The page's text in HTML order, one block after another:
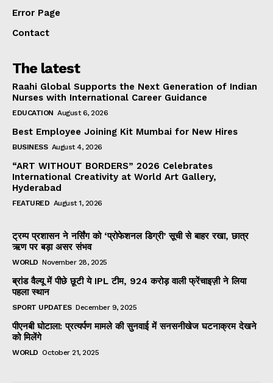
Error Page
Contact
The latest
Raahi Global Supports the Next Generation of Indian
Nurses with International Career Guidance
EDUCATION August 6, 2026
Best Employee Joining Kit Mumbai for New Hires
BUSINESS August 4, 2026
“ART WITHOUT BORDERS” 2026 Celebrates
International Creativity at World Art Gallery,
Hyderabad
FEATURED August 1, 2026
ट्रम्प प्रशासन ने नर्सिंग को ‘प्रोफेशनल डिग्री’ सूची से बाहर रखा, छात्र
ऋण पर बड़ा असर संभव
WORLD November 28, 2025
ब्रांड वैल्यू में पीछे छूटी ये IPL टीम, 924 करोड़ वाली फ्रेंचाइज़ी ने लिया
पहला स्थान
SPORT UPDATES December 9, 2025
पीएनबी घोटाला: प्रत्यर्पण मामले की सुनवाई में सनसनीखेज घटनाक्रम देखने
को मिलेंगे
WORLD October 21, 2025